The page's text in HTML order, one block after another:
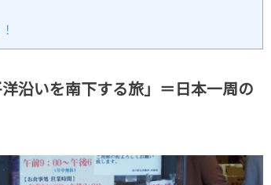
沿いを南下する旅」＝日本一周の